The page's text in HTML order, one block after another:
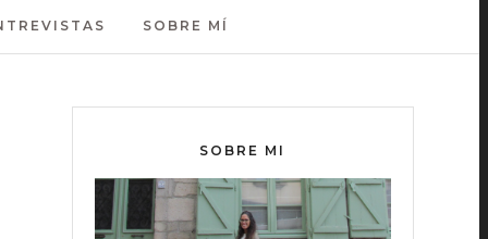
SOBRE MÍ
SOBRE MI